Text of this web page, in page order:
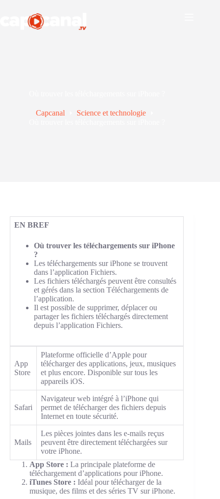
Capcanal
Science et technologie
EN BREF
Où trouver les téléchargements sur iPhone
?
Les téléchargements sur iPhone se trouvent
dans l’application Fichiers.
Les fichiers téléchargés peuvent être consultés
et gérés dans la section Téléchargements de
l’application.
Il est possible de supprimer, déplacer ou
partager les fichiers téléchargés directement
depuis l’application Fichiers.
App
Store
Plateforme officielle d’Apple pour
télécharger des applications, jeux, musiques
et plus encore. Disponible sur tous les
appareils iOS.
Safari
Navigateur web intégré à l’iPhone qui
permet de télécharger des fichiers depuis
Internet en toute sécurité.
Mails
Les pièces jointes dans les e-mails reçus
peuvent être directement téléchargées sur
votre iPhone.
App Store : La principale plateforme de
téléchargement d’applications pour iPhone.
iTunes Store : Idéal pour télécharger de la
musique, des films et des séries TV sur iPhone.